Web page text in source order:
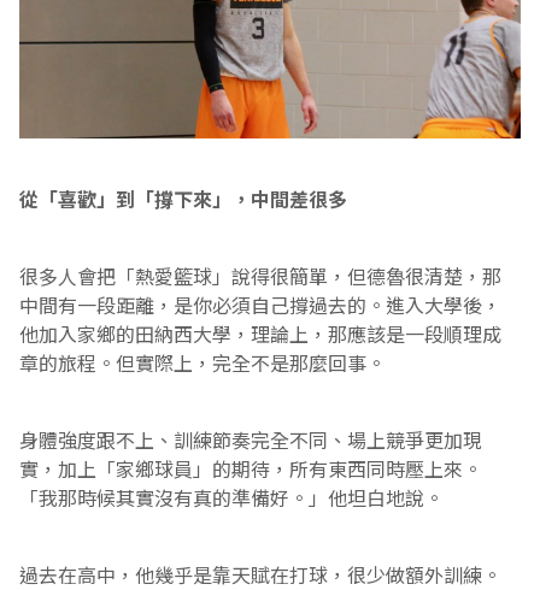
從「喜歡」到「撐下來」，中間差很多
很多人會把「熱愛籃球」說得很簡單，但德魯很清楚，那
中間有一段距離，是你必須自己撐過去的。進入大學後，
他加入家鄉的田納西大學，理論上，那應該是一段順理成
章的旅程。但實際上，完全不是那麼回事。
身體強度跟不上、訓練節奏完全不同、場上競爭更加現
實，加上「家鄉球員」的期待，所有東西同時壓上來。
「我那時候其實沒有真的準備好。」他坦白地說。
過去在高中，他幾乎是靠天賦在打球，很少做額外訓練。